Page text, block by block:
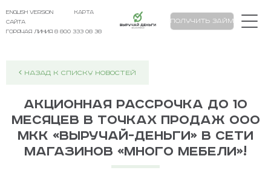
english version
карта
сайта
Горячая линия 8 800 333 08 38
Выручай Деньги Получить займ
НАЗАД К СПИСКУ НОВОСТЕЙ
Акционная рассрочка до 10
месяцев в точках продаж ООО
МКК «Выручай-Деньги» в сети
магазинов «Много Мебели»!